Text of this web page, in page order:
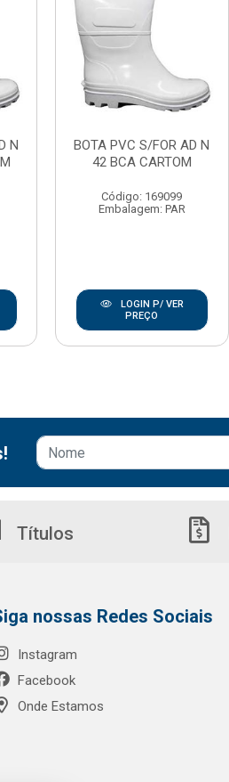
N
BOTA PVC S/FOR AD N
42 BCA CARTOM
Código: 169099
Embalagem: PAR
LOGIN P/ VER
PREÇO
Títulos
nossas Redes Sociais
Instagram
Facebook
Onde Estamos